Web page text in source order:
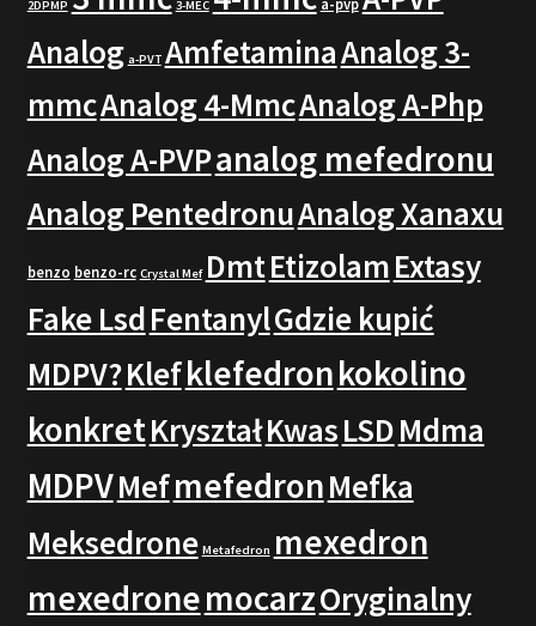
2DPMP 3-MEC
Analog a-PVT AmfetaminaAnalog 3-
mmcAnalog 4-MmcAnalog A-Php
Analog A-PVPanalog mefedronu
Analog PentedronuAnalog Xanaxu
benzo benzo-rc Crystal Mef DmtEtizolamExtasy
Fake LsdFentanylGdzie kupić
MDPV?Klefklefedronkokolino
konkretKryształKwasLSDMdma
MDPVMefmefedronMefka
Meksedrone Metafedron mexedron
mexedronemocarzOryginalny